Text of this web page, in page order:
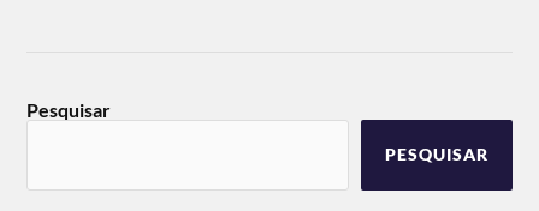
Pesquisar
PESQUISAR